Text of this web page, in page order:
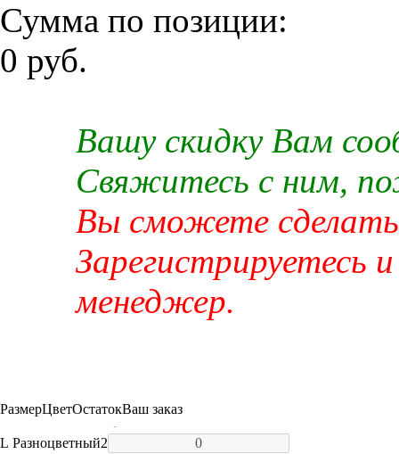
Сумма по позиции:
0 руб.
Вашу скидку Вам
Свяжитесь с ним,
Вы сможете сделать
Зарегистрируетесь
менеджер.
РазмерЦветОстатокВаш заказ
L Разноцветный2
-